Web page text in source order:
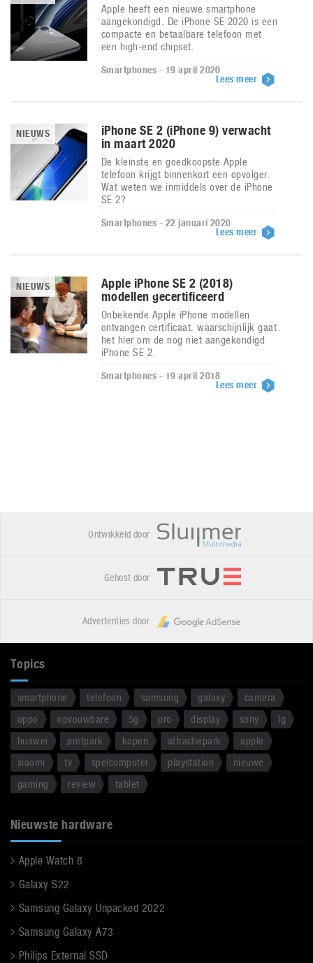
Apple heeft een nieuwe smartphone
aangekondigd. De iPhone SE 2020 is een
compacte en betaalbare telefoon met
een high-end chipset.
Smartphones - 19 april 2020
Lees meer
NIEUWS
iPhone SE 2 (iPhone 9) verwacht
in maart 2020
De kleinste en goedkoopste Apple
telefoon krijgt binnenkort een opvolger.
Wat weten we inmiddels over de iPhone
SE 2?
Smartphones - 22 januari 2020
Lees meer
NIEUWS
Apple iPhone SE 2 (2018)
modellen gecertificeerd
Onbekende Apple iPhone modellen
ontvangen certificaat. waarschijnlijk gaat
het hier om de nog niet aangekondigd
iPhone SE 2.
Smartphones - 19 april 2018
Lees meer
Ontwikkeld door
Gehost door
Advertenties door
Topics
smartphone telefoon samsung galaxy
camera
oppo
opvouwbare 5g pro display sony
lg
huawei
pretpark kopen attractiepark
apple
xiaomi
tv spelcomputer playstation
nieuwe
gaming
review tablet
Nieuwste hardware
Apple Watch 8
Galaxy S22
Samsung Galaxy Unpacked 2022
Samsung Galaxy A73
Philips External SSD